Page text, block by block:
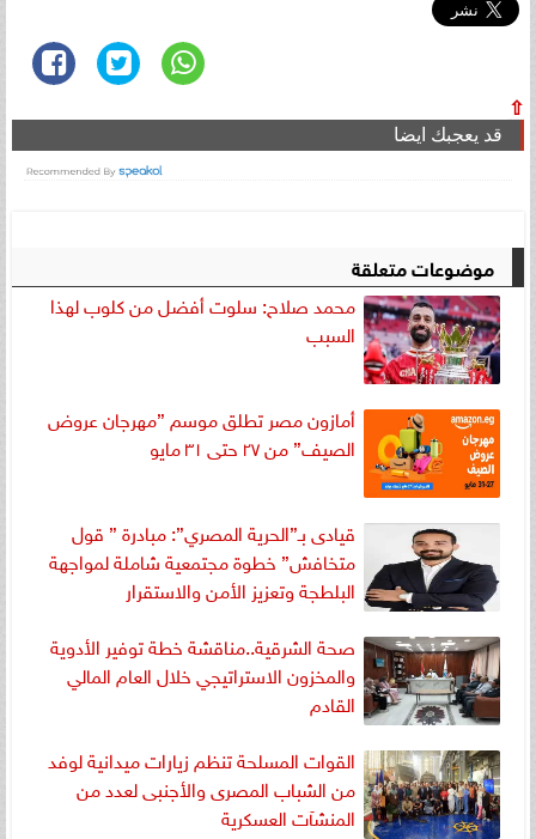
⇧
قد يعجبك ايضا
موضوعات متعلقة
محمد صلاح: سلوت أفضل من كلوب لهذا
السبب
أمازون مصر تطلق موسم ”مهرجان عروض
الصيف” من ٢٧ حتى ٣١ مايو
قيادى بـ”الحرية المصري”: مبادرة ” قول
متخافش” خطوة مجتمعية شاملة لمواجهة
البلطجة وتعزيز الأمن والاستقرار
صحة الشرقية..مناقشة خطة توفير الأدوية
والمخزون الاستراتيجي خلال العام المالي
القادم
القوات المسلحة تنظم زيارات ميدانية لوفد
من الشباب المصرى والأجنبى لعدد من
المنشآت العسكرية